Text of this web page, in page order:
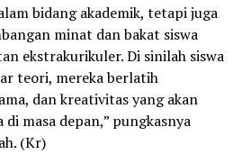
bidang akademik, tetapi juga
minat dan bakat siswa
ekstrakurikuler. Di sinilah siswa
teori, mereka berlatih
dan kreativitas yang akan
masa depan,” pungkasnya
(Kr)